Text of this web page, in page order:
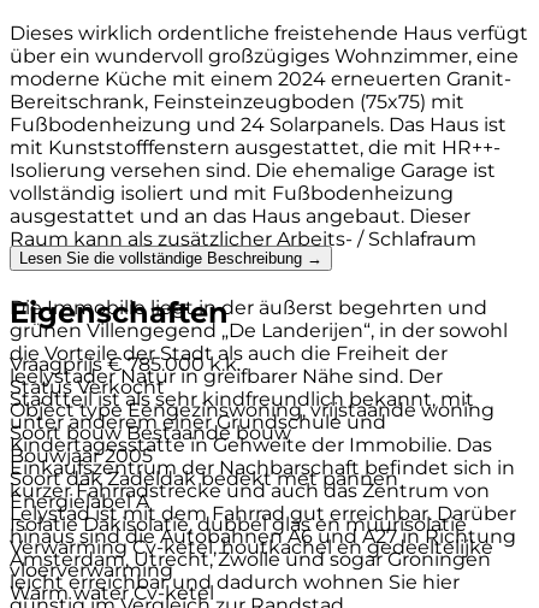
Dieses wirklich ordentliche freistehende Haus verfügt
über ein wundervoll großzügiges Wohnzimmer, eine
moderne Küche mit einem 2024 erneuerten Granit-
Bereitschrank, Feinsteinzeugboden (75x75) mit
Fußbodenheizung und 24 Solarpanels. Das Haus ist
mit Kunststofffenstern ausgestattet, die mit HR++-
Isolierung versehen sind. Die ehemalige Garage ist
vollständig isoliert und mit Fußbodenheizung
ausgestattet und an das Haus angebaut. Dieser
Raum kann als zusätzlicher Arbeits- / Schlafraum
dienen.
Die Immobilie liegt in der äußerst begehrten und
grünen Villengegend „De Landerijen“, in der sowohl
die Vorteile der Stadt als auch die Freiheit der
leelystader Natur in greifbarer Nähe sind. Der
Stadtteil ist als sehr kindfreundlich bekannt, mit
unter anderem einer Grundschule und
Kindertagesstätte in Gehweite der Immobilie. Das
Einkaufszentrum der Nachbarschaft befindet sich in
kurzer Fahrradstrecke und auch das Zentrum von
Lelystad ist mit dem Fahrrad gut erreichbar. Darüber
hinaus sind die Autobahnen A6 und A27 in Richtung
Amsterdam, Utrecht, Zwolle und sogar Groningen
leicht erreichbar und dadurch wohnen Sie hier
Lesen Sie die vollständige Beschreibung →
Eigenschaften
Vraagprijs € 785.000 k.k.
Status Verkocht
Object type Eengezinswoning, vrijstaande woning
Soort bouw Bestaande bouw
Bouwjaar 2005
Soort dak Zadeldak bedekt met pannen
Energielabel A
Isolatie Dakisolatie, dubbel glas en muurisolatie
Verwarming Cv-ketel, houtkachel en gedeeltelijke
vloerverwarming
Warm water Cv-ketel